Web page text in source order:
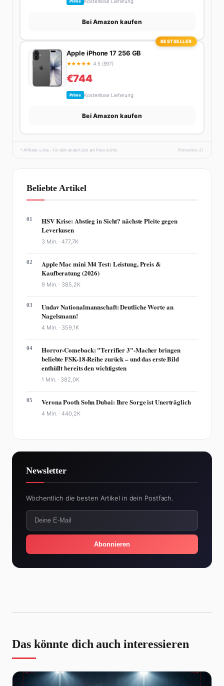
Prime
Bei Amazon kaufen
BESTSELLER
Apple iPhone 17 256 GB
★★★★★ 4.5 (597)
€744
Prime Kostenlose Lieferung
Bei Amazon kaufen
* Affiliate-Links – für dich ändert sich am Preis nichts. fhmonline-21
Beliebte Artikel
01
HSV Krise: Abstieg in Sicht? nächste Pleite gegen
Leverkusen
3 Min. ·477,7K
02
Apple Mac mini M4 Test: Leistung, Preis &
Kaufberatung (2026)
9 Min. · 385,2K
03
Undav Nationalmannschaft: Deutliche Worte an
Nagelsmann!
4 Min. · 359,1K
04
Horror-Comeback: "Terrifier 3"-Macher bringen
beliebte FSK-18-Reihe zurück – und das erste Bild
enthüllt bereits den wichtigsten
1 Min. · 382,0K
05 Verona Pooth Sohn Dubai: Ihre Sorge ist Unerträglich
4 Min. ·440,2K
Newsletter
Wöchentlich die besten Artikel in dein Postfach.
Abonnieren
Das könnte dich auch interessieren